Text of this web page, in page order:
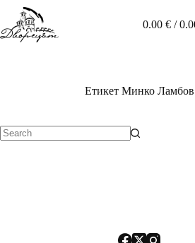
content
Shopping
0.00€ /
ЕтикетМинко Ламбов